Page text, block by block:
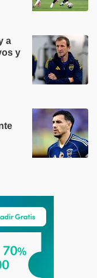
a
y